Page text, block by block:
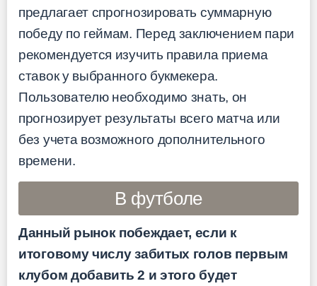
предлагает спрогнозировать суммарную
победу по геймам. Перед заключением пари
рекомендуется изучить правила приема
ставок у выбранного букмекера.
Пользователю необходимо знать, он
прогнозирует результаты всего матча или
без учета возможного дополнительного
времени.
В футболе
Данный рынок побеждает, если к
итоговому числу забитых голов первым
клубом добавить 2 и этого будет